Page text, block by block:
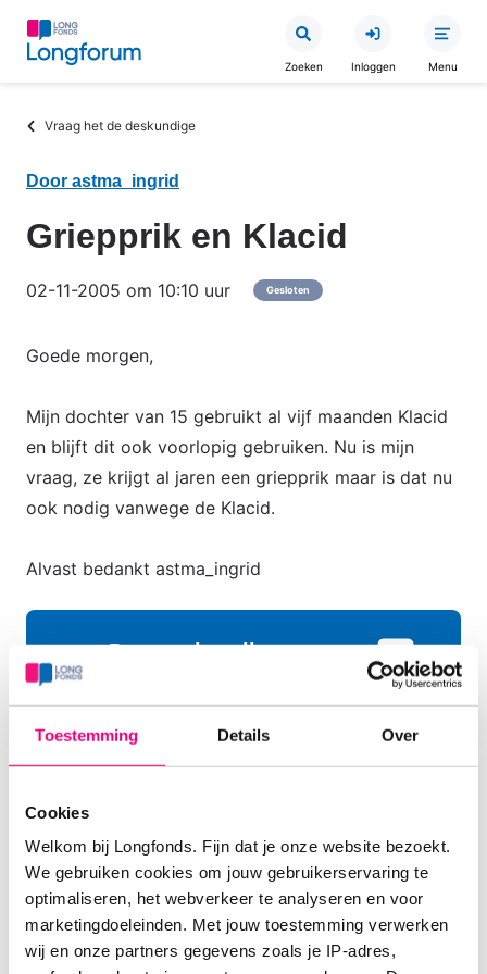
Toestemming Details Over
Cookies
Welkom bij Longfonds. Fijn dat je onze website bezoekt.
We gebruiken cookies om jouw gebruikerservaring te
optimaliseren, het webverkeer te analyseren en voor
marketingdoeleinden. Met jouw toestemming verwerken
wij en onze partners gegevens zoals je IP-adres,
Overslaan
inhoud
Zoeken Inloggen Menu
Kruimelpad
Vraag het de deskundige
Door astma_ingrid
Griepprik en Klacid
02-11-2005 om 10:10 uur Gesloten
Goede morgen,
Mijn dochter van 15 gebruikt al vijf maanden Klacid
en blijft dit ook voorlopig gebruiken. Nu is mijn
vraag, ze krijgt al jaren een griepprik maar is dat nu
ook nodig vanwege de Klacid.
Alvast bedankt astma_ingrid
De reacties zijn
02-11-2005 om 14:26 uur
Beste Ingrid
Ik weet natuurlijk niet waarom ze Klacid gebruikt,
maar dit antibioticum beschermt je tegen bactie
infecties. Verder zijn er aanwijzingen dat sommige